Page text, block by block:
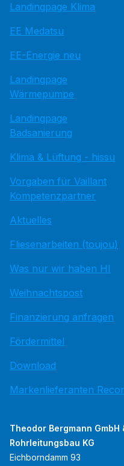
Landingpage Klima
EE Medatsu
EE-Energie neu
Landingpage
Wärmepumpe
Landingpage
Badsanierung
Klima & Lüftung - hissu
Vorgaben für Vaillant
Kompetenzpartner
Aktuelles
Fliesenarbeiten (toujou)
Was nur wir haben HI
Weihnachtspost
Finanzierung anfragen
Fördermittel
Download
Markenlieferanten
Theodor Bergmann
Rohrleitungsbau KG
Eichborndamm 93